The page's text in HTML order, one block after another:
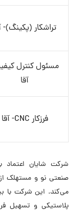
تراشکار (پکینگ)-
مسئول کنترل
آقا
فرزکار CNC- آقا
شرکت شایان اعتماد
صنعتی نو و مستهلک
می‌کند. این شرکت با
پلاستیکی و تسهیل